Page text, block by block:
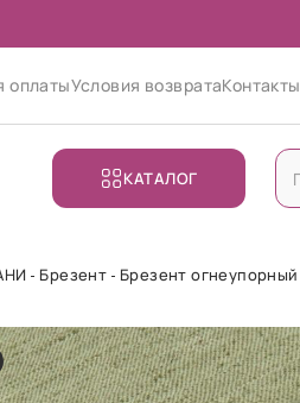
оплатыУсловия возвратаКонтакты
КАТАЛОГ
Брезент Брезент огнеупорный